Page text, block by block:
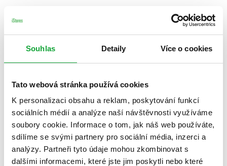
Souhlas Detaily Více o cookies
Tato webová stránka používá cookies
K personalizaci obsahu a reklam, poskytování funkcí
sociálních médií a analýze naší návštěvnosti využíváme
soubory cookie. Informace o tom, jak náš web používáte,
sdílíme se svými partnery pro sociální média, inzerci a
analýzy. Partneři tyto údaje mohou zkombinovat s
dalšími informacemi, které jste jim poskytli nebo které